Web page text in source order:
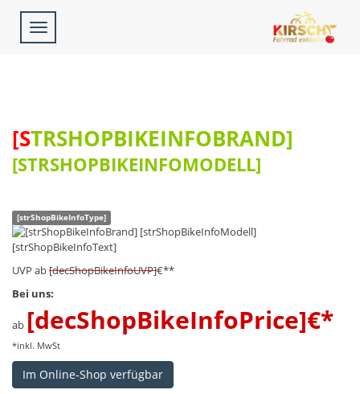
Toggle
navigation
[STRSHOPBIKEINFOBRAND]
[STRSHOPBIKEINFOMODELL]
[strShopBikeInfoType]
[strShopBikeInfoText]
UVP ab[decShopBikeInfoUVP]€**
Bei uns:
ab [decShopBikeInfoPrice]€*
*inkl. MwSt
Im Online-Shop verfügbar